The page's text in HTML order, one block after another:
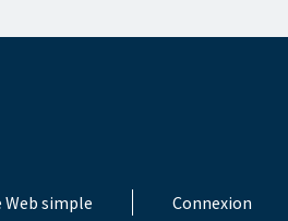
Web simple Connexion